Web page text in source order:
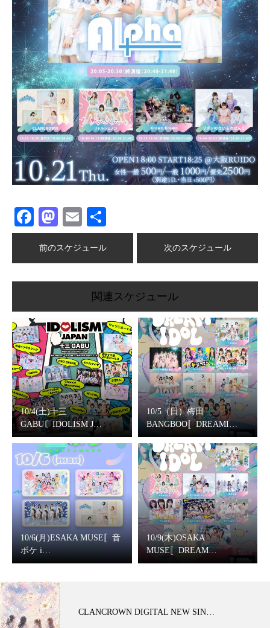
Facebook
Mastodon
Email
有
前のスケジュール 次のスケジュール
関連スケジュール
10/4(土)十三
GABU〘IDOLISM J…
10/5（日）梅田
BANGBOO〚DREAMI…
10/6(月)ESAKA MUSE〚音
ボケ i…
10/9(木)OSAKA
MUSE〚DREAM…
CLANCROWN DIGITAL NEW SIN…